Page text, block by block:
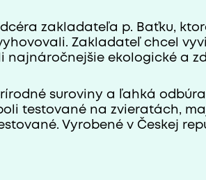
zakladateľa p. Baťku,
Zakladateľ chcel
najnáročnejšie ekologické a
suroviny a ľahká
testované na zvieratách,
Vyrobené v Českej